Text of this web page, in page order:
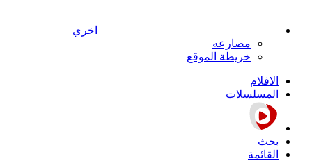
اخري
مصارعه
خريطة الموقع
الافلام
المسلسلات
بحث
القائمة